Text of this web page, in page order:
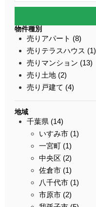
物件種別
売りアパート (8)
売りテラスハウス (1)
売りマンション (13)
売り土地 (2)
売り戸建て (4)
地域
千葉県 (14)
いすみ市 (1)
一宮町 (1)
中央区 (2)
佐倉市 (1)
八千代市 (1)
市原市 (2)